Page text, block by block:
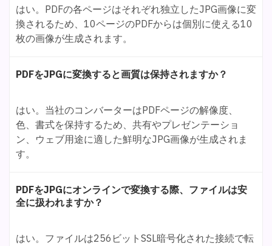
はい。PDFの各ページはそれぞれ独立したJPG画像に変
換されるため、10ページのPDFからは個別に使える10
枚の画像が生成されます。
PDFをJPGに変換すると画質は保持されますか？
はい。当社のコンバーターはPDFページの解像度、
色、書式を保持するため、共有やプレゼンテーショ
ン、ウェブ用途に適した鮮明なJPG画像が生成されま
す。
PDFをJPGにオンラインで変換する際、ファイルは安
全に扱われますか？
はい。ファイルは256ビットSSL暗号化された接続で転